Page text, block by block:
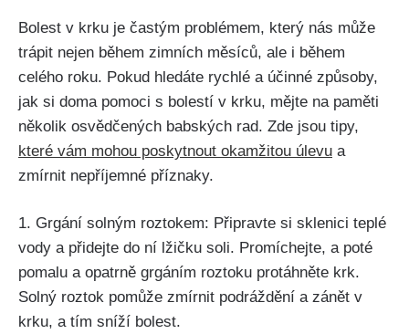
Bolest ⁤v krku je častým problémem, který ⁣nás může
trápit nejen ⁢během zimních měsíců, ale ‌i během
celého ‌roku. Pokud hledáte​ rychlé a účinné způsoby,
⁢jak si doma pomoci s⁤ bolestí ⁣v krku, ​mějte ⁢na paměti
několik osvědčených babských⁣ rad. Zde jsou⁤ tipy,
které vám mohou​ poskytnout okamžitou ⁢úlevu ‌a
zmírnit nepříjemné ⁣příznaky.
1. ​Grgání solným‌ roztokem: Připravte si sklenici⁤ teplé
⁣vody a přidejte ⁤do ní lžičku soli. Promíchejte, a ‍poté‌
pomalu ​a opatrně⁣ grgáním roztoku protáhněte krk.
Solný roztok pomůže⁣ zmírnit podráždění a zánět v ​
krku, a tím​ sníží bolest.